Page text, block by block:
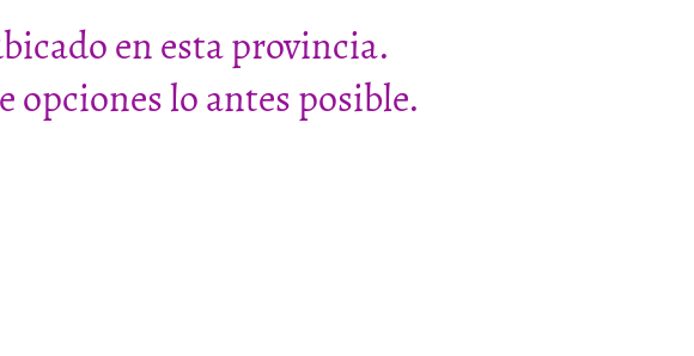
en esta provincia.
lo antes posible.